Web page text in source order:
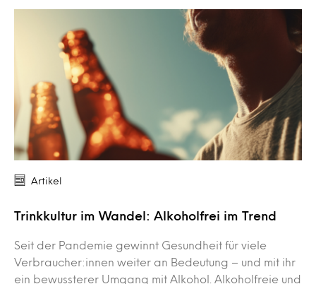
Artikel
Trinkkultur im Wandel: Alkoholfrei im Trend
Seit der Pandemie gewinnt Gesundheit für viele
Verbraucher:innen weiter an Bedeutung – und mit ihr
ein bewussterer Umgang mit Alkohol. Alkoholfreie und